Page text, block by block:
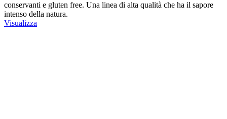
conservanti e gluten free. Una linea di alta qualità che ha il sapore
intenso della natura.
Visualizza